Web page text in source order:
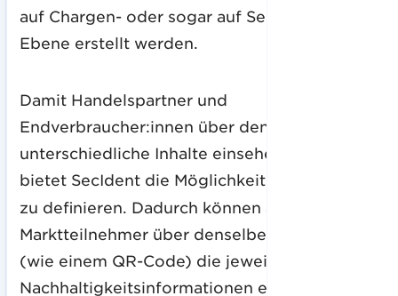
auf Chargen- oder sogar auf Seriennummer-
Ebene erstellt werden.
Damit Handelspartner und
Endverbraucher:innen über denselben Code
unterschiedliche Inhalte einsehen können,
bietet SecIdent die Möglichkeit
zu definieren. Dadurch können alle
Marktteilnehmer über denselben 2D-Code
(wie einem QR-Code) die jeweils benötigten
Nachhaltigkeitsinformationen einsehen.